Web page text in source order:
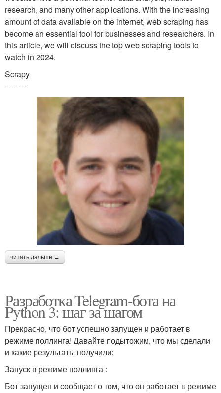
research, and many other applications. With the increasing
amount of data available on the internet, web scraping has
become an essential tool for businesses and researchers. In
this article, we will discuss the top web scraping tools to
watch in 2024.
Scrapy
---------
читать дальше →
Разработка Telegram-бота на
Python 3: шаг за шагом
Прекрасно, что бот успешно запущен и работает в
режиме поллинга! Давайте подытожим, что мы сделали
и какие результаты получили:
Запуск в режиме поллинга :
Бот запущен и сообщает о том, что он работает в режиме